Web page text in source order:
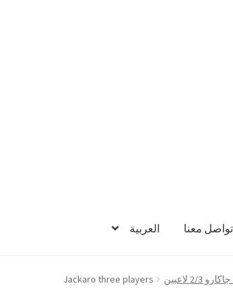
تواصل معنا العربية
2/3 لاعبين Jackaro three players